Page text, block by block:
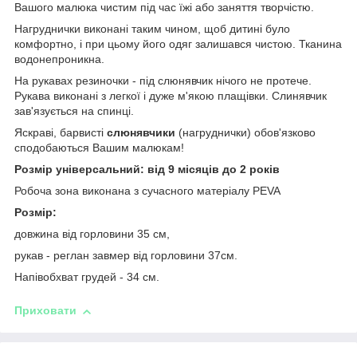
Вашого малюка чистим під час їжі або заняття творчістю.
Нагруднички виконані таким чином, щоб дитині було
комфортно, і при цьому його одяг залишався чистою. Тканина
водонепроникна.
На рукавах резиночки - під слюнявчик нічого не протече.
Рукава виконані з легкої і дуже м'якою плащівки. Слинявчик
зав'язується на спинці.
Яскраві, барвисті слюнявчики (нагруднички) обов'язково
сподобаються Вашим малюкам!
Розмір універсальний: від 9 місяців до 2 років
Робоча зона виконана з сучасного матеріалу PEVA
Розмір:
довжина від горловини 35 см,
рукав - реглан завмер від горловини 37см.
Напівобхват грудей - 34 см.
Приховати